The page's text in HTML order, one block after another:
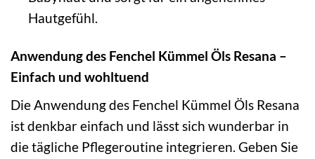
Hautgefühl.
Anwendung des Fenchel Kümmel Öls Resana –
Einfach und wohltuend
Die Anwendung des Fenchel Kümmel Öls Resana
ist denkbar einfach und lässt sich wunderbar in
die tägliche Pflegeroutine integrieren. Geben Sie